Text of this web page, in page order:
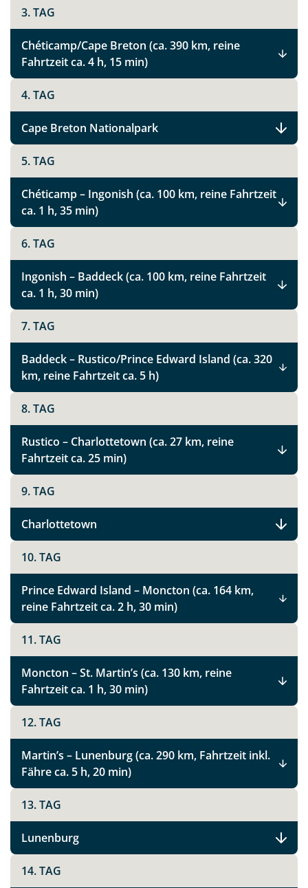
3. TAG
Chéticamp/Cape Breton (ca. 390 km, reine
Fahrtzeit ca. 4 h, 15 min)
4. TAG
Cape Breton Nationalpark
5. TAG
Chéticamp – Ingonish (ca. 100 km, reine Fahrtzeit
ca. 1 h, 35 min)
6. TAG
Ingonish – Baddeck (ca. 100 km, reine Fahrtzeit
ca. 1 h, 30 min)
7. TAG
Baddeck – Rustico/Prince Edward Island (ca. 320
km, reine Fahrtzeit ca. 5 h)
8. TAG
Rustico – Charlottetown (ca. 27 km, reine
Fahrtzeit ca. 25 min)
9. TAG
Charlottetown
10. TAG
Prince Edward Island – Moncton (ca. 164 km,
reine Fahrtzeit ca. 2 h, 30 min)
11. TAG
Moncton – St. Martin’s (ca. 130 km, reine
Fahrtzeit ca. 1 h, 30 min)
12. TAG
Martin’s – Lunenburg (ca. 290 km, Fahrtzeit inkl.
Fähre ca. 5 h, 20 min)
13. TAG
Lunenburg
14. TAG